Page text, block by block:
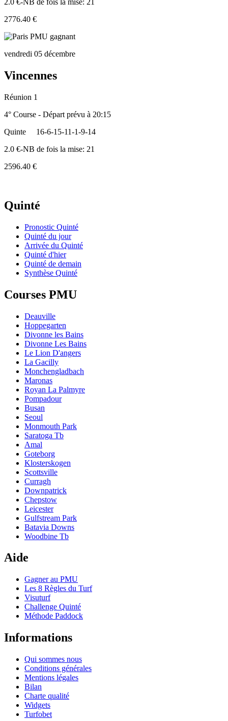
2.0 €-NB de fois la mise: 21
2776.40 €
vendredi 05 décembre
Vincennes
Réunion 1
4° Course - Départ prévu à 20:15
Quinte
16-6-15-11-1-9-14
2.0 €-NB de fois la mise: 21
2596.40 €
Quinté
Pronostic Quinté
Quinté du jour
Arrivée du Quinté
Quinté d'hier
Quinté de demain
Synthèse Quinté
Courses PMU
Deauville
Hoppegarten
Divonne les Bains
Divonne Les Bains
Le Lion D'angers
La Gacilly
Monchengladbach
Maronas
Royan La Palmyre
Pompadour
Busan
Seoul
Monmouth Park
Saratoga Tb
Amal
Goteborg
Klosterskogen
Scottsville
Curragh
Downpatrick
Chepstow
Leicester
Gulfstream Park
Batavia Downs
Woodbine Tb
Aide
Gagner au PMU
Les 8 Règles du Turf
Visuturf
Challenge Quinté
Méthode Paddock
Informations
Qui sommes nous
Conditions générales
Mentions légales
Bilan
Charte qualité
Widgets
Turfobet